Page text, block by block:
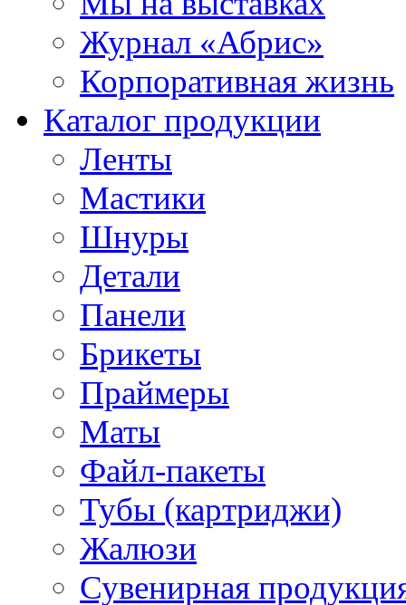
Журнал «Абрис»
Корпоративная жизнь
Каталог продукции
Ленты
Мастики
Шнуры
Детали
Панели
Брикеты
Праймеры
Маты
Файл-пакеты
Тубы (картриджи)
Жалюзи
Сувенирная